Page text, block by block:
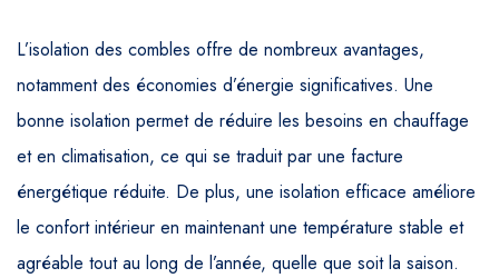
L’isolation des combles offre de nombreux avantages,
notamment des économies d’énergie significatives. Une
bonne isolation permet de réduire les besoins en chauffage
et en climatisation, ce qui se traduit par une facture
énergétique réduite. De plus, une isolation efficace améliore
le confort intérieur en maintenant une température stable et
agréable tout au long de l’année, quelle que soit la saison.